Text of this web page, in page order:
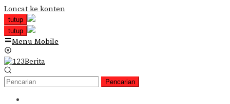
Loncat ke konten
tutup
tutup
Menu Mobile
Pencarian